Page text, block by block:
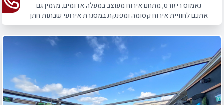
גאמוס ריזורט, מתחם אירוח מעוצב במעלה אדומים, מזמין גם
אתכם לחוויית אירוח קסומה ומפנקת במסגרת אירועי שבתות חתן
לבר מצווה ולחתונה.